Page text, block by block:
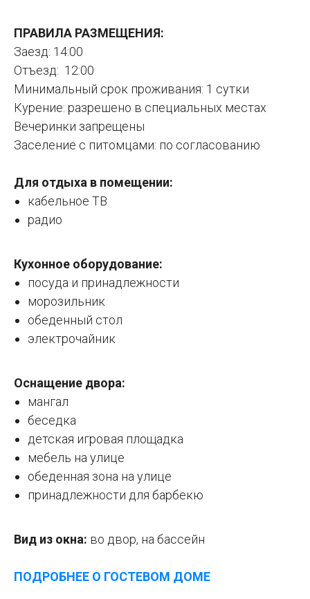
ПРАВИЛА РАЗМЕЩЕНИЯ:
Заезд: 14:00
Отъезд: 12:00
Минимальный срок проживания: 1 сутки
Курение: разрешено в специальных местах
Вечеринки запрещены
Заселение с питомцами: по согласованию
Для отдыха в помещении:
кабельное ТВ
радио
Кухонное оборудование:
посуда и принадлежности
морозильник
обеденный стол
электрочайник
Оснащение двора:
мангал
беседка
детская игровая площадка
мебель на улице
обеденная зона на улице
принадлежности для барбекю
Вид из окна: во двор, на бассейн
ПОДРОБНЕЕ О ГОСТЕВОМ ДОМЕ